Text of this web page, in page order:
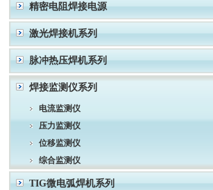
精密电阻焊接电源
激光焊接机系列
脉冲热压焊机系列
焊接监测仪系列
电流监测仪
压力监测仪
位移监测仪
综合监测仪
TIG微电弧焊机系列